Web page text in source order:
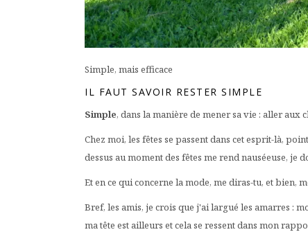
Simple, mais efficace
IL FAUT SAVOIR RESTER SIMPLE
Simple, dans la manière de mener sa vie : aller
Chez moi, les fêtes se passent dans cet esprit-là,
dessus au moment des fêtes me rend nauséeuse, je
Et en ce qui concerne la mode, me diras-tu, et bien,
Bref, les amis, je crois que j'ai largué les amarres :
ma tête est ailleurs et cela se ressent dans mon